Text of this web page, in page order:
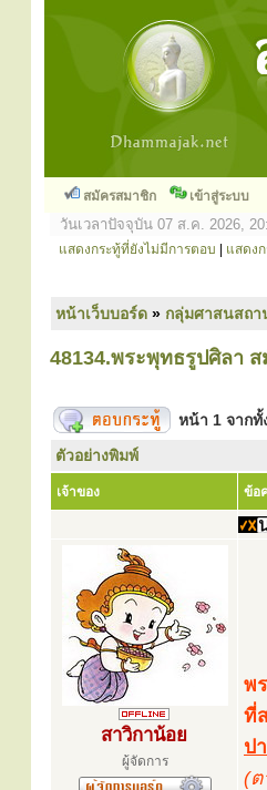
สมัครสมาชิก เข้าสู่ระบบ
วันเวลาปัจจุบัน 07 ส.ค. 2026,
แสดงกระทู้ที่ยังไม่มีการตอบ แสดง
หน้าเว็บบอร์ด » กลุ่มศาสนสถ
48134.พระพุทธรูปศิลา
หน้า 1 จากทั้
ตัวอย่างพิมพ์
เจ้าของ ข้อ
สาวิกาน้อย
ผู้จัดการ
พ
ที่
ป
(ต